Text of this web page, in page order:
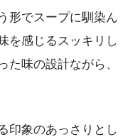
形でスープに馴染ん
を感じるスッキリし
た味の設計ながら、
印象のあっさりとし